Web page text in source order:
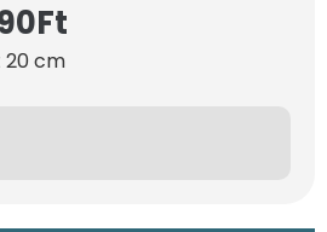
Ft
20 cm